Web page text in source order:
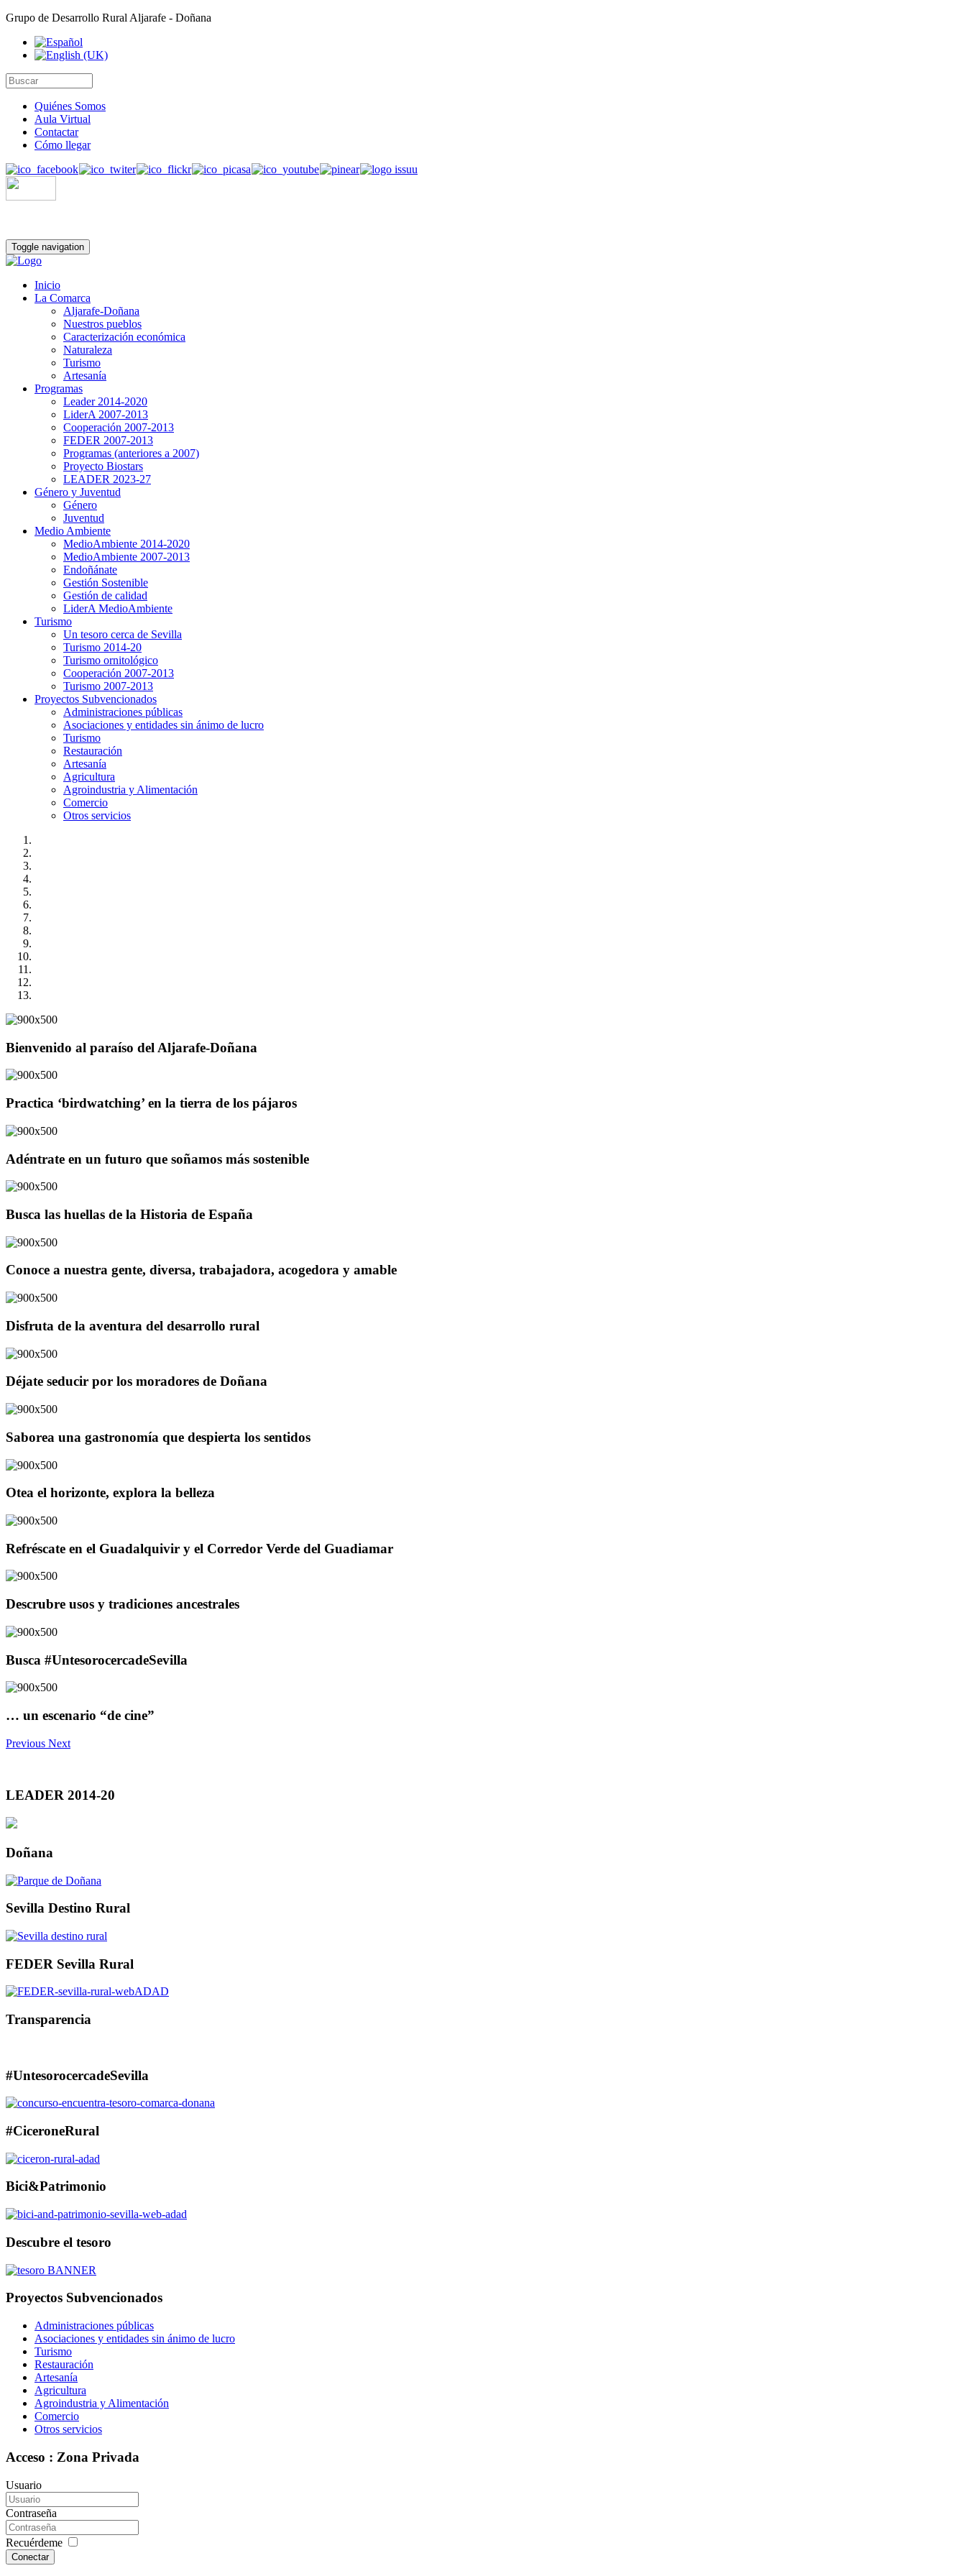
Grupo de Desarrollo Rural Aljarafe - Doñana
Quiénes Somos
Aula Virtual
Contactar
Cómo llegar
Toggle navigation
Inicio
La Comarca
Aljarafe-Doñana
Nuestros pueblos
Caracterización económica
Naturaleza
Turismo
Artesanía
Programas
Leader 2014-2020
LiderA 2007-2013
Cooperación 2007-2013
FEDER 2007-2013
Programas (anteriores a 2007)
Proyecto Biostars
LEADER 2023-27
Género y Juventud
Género
Juventud
Medio Ambiente
MedioAmbiente 2014-2020
MedioAmbiente 2007-2013
Endoñánate
Gestión Sostenible
Gestión de calidad
LiderA MedioAmbiente
Turismo
Un tesoro cerca de Sevilla
Turismo 2014-20
Turismo ornitológico
Cooperación 2007-2013
Turismo 2007-2013
Proyectos Subvencionados
Administraciones públicas
Asociaciones y entidades sin ánimo de lucro
Turismo
Restauración
Artesanía
Agricultura
Agroindustria y Alimentación
Comercio
Otros servicios
Bienvenido al paraíso del Aljarafe-Doñana
Practica ‘birdwatching’ en la tierra de los pájaros
Adéntrate en un futuro que soñamos más sostenible
Busca las huellas de la Historia de España
Conoce a nuestra gente, diversa, trabajadora, acogedora y amable
Disfruta de la aventura del desarrollo rural
Déjate seducir por los moradores de Doñana
Saborea una gastronomía que despierta los sentidos
Otea el horizonte, explora la belleza
Refréscate en el Guadalquivir y el Corredor Verde del Guadiamar
Descrubre usos y tradiciones ancestrales
Busca #UntesorocercadeSevilla
… un escenario “de cine”
Previous Next
LEADER 2014-20
Doñana
Sevilla Destino Rural
FEDER Sevilla Rural
Transparencia
#UntesorocercadeSevilla
#CiceroneRural
Bici&Patrimonio
Descubre el tesoro
Proyectos Subvencionados
Administraciones públicas
Asociaciones y entidades sin ánimo de lucro
Turismo
Restauración
Artesanía
Agricultura
Agroindustria y Alimentación
Comercio
Otros servicios
Acceso : Zona Privada
Usuario
Contraseña
Recuérdeme
Conectar